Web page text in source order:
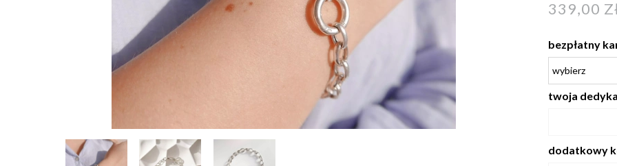
339,00
bezpłatny
twoja
dodatkowy